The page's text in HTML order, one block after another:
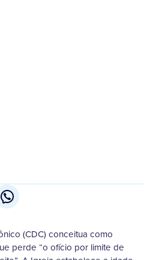
(CDC) conceitua como
perde “o ofício por limite de